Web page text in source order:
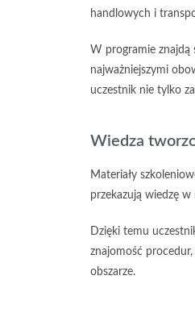
handlowych i
W programie
najważniejszymi
uczestnik nie tylko
Wiedza
Materiały
przekazują wiedzę
Dzięki temu
znajomość
obszarze.